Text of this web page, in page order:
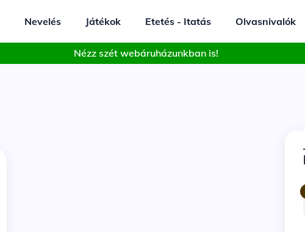
Nevelés Játékok Etetés - Itatás Olvasnivalók
Nézz szét webáruházunkban is!